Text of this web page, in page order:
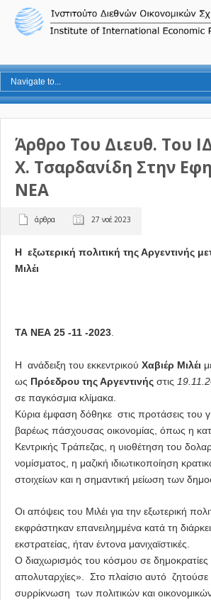
Άρθρο Του Διευθ. Του
Χ. Τσαρδανίδη Στην
ΝΕΑ
άρθρα 27 νοέ 2023
Η εξωτερική πολιτική της Αργεντινής
Μιλέι
ΤΑ ΝΕΑ 25 -11 -2023.
Η ανάδειξη του εκκεντρικού Χαβιέρ Μιλέι
ως Πρόεδρου της Αργεντινής στις
σε παγκόσμια κλίμακα.
Κύρια έμφαση δόθηκε στις προτάσεις του
βαρέως πάσχουσας οικονομίας, όπως η
Κεντρικής Τράπεζας, η υιοθέτηση του
νομίσματος, η μαζική ιδιωτικοποίηση
στοιχείων και η σημαντική μείωση των
Οι απόψεις του Μιλέι για την εξωτερική
εκφράστηκαν επανειλημμένα κατά τη
εκστρατείας, ήταν έντονα μανιχαϊστικές.
O διαχωρισμός του κόσμου σε δημοκρατίες
απολυταρχίες». Στο πλαίσιο αυτό ζητούσε
συρρίκνωση των πολιτικών και